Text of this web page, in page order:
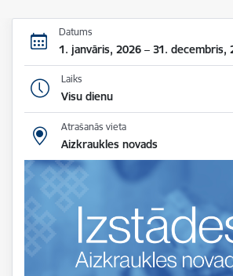
Datums
1. janvāris, 2026 – 31. decembris,
Laiks
Visu dienu
Atrašanās vieta
Aizkraukles novads